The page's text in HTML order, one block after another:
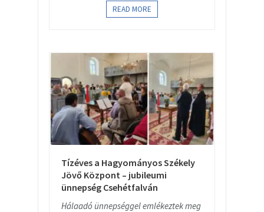
READ MORE
Tízéves a Hagyományos Székely
Jövő Központ – jubileumi
ünnepség Csehétfalván
Hálaadó ünnepséggel emlékeztek meg